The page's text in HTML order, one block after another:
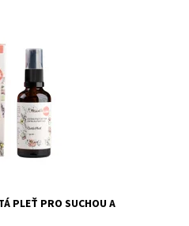
PLEŤ PRO SUCHOU A